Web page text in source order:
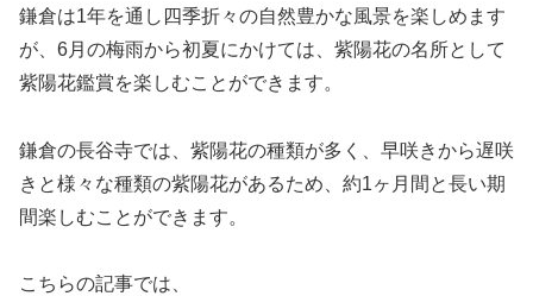
鎌倉は1年を通し四季折々の自然豊かな風景を楽しめます
が、6月の梅雨から初夏にかけては、紫陽花の名所として
紫陽花鑑賞を楽しむことができます。
鎌倉の長谷寺では、紫陽花の種類が多く、早咲きから遅咲
きと様々な種類の紫陽花があるため、約1ヶ月間と長い期
間楽しむことができます。
こちらの記事では、